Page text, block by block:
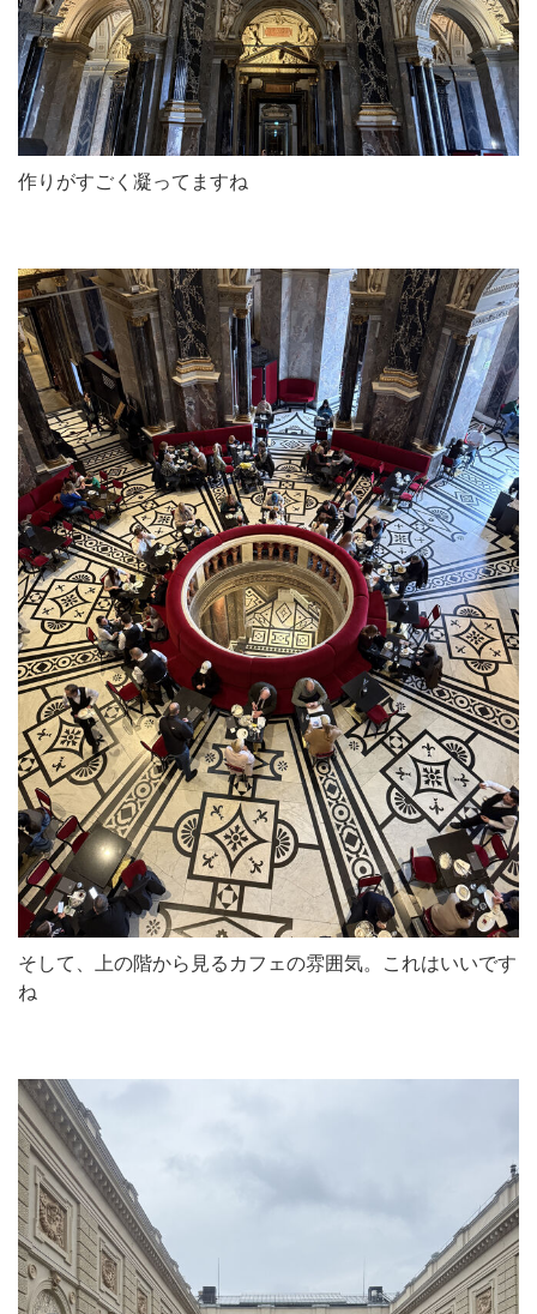
作りがすごく凝ってますね
そして、上の階から見るカフェの雰囲気。これはいいです
ね